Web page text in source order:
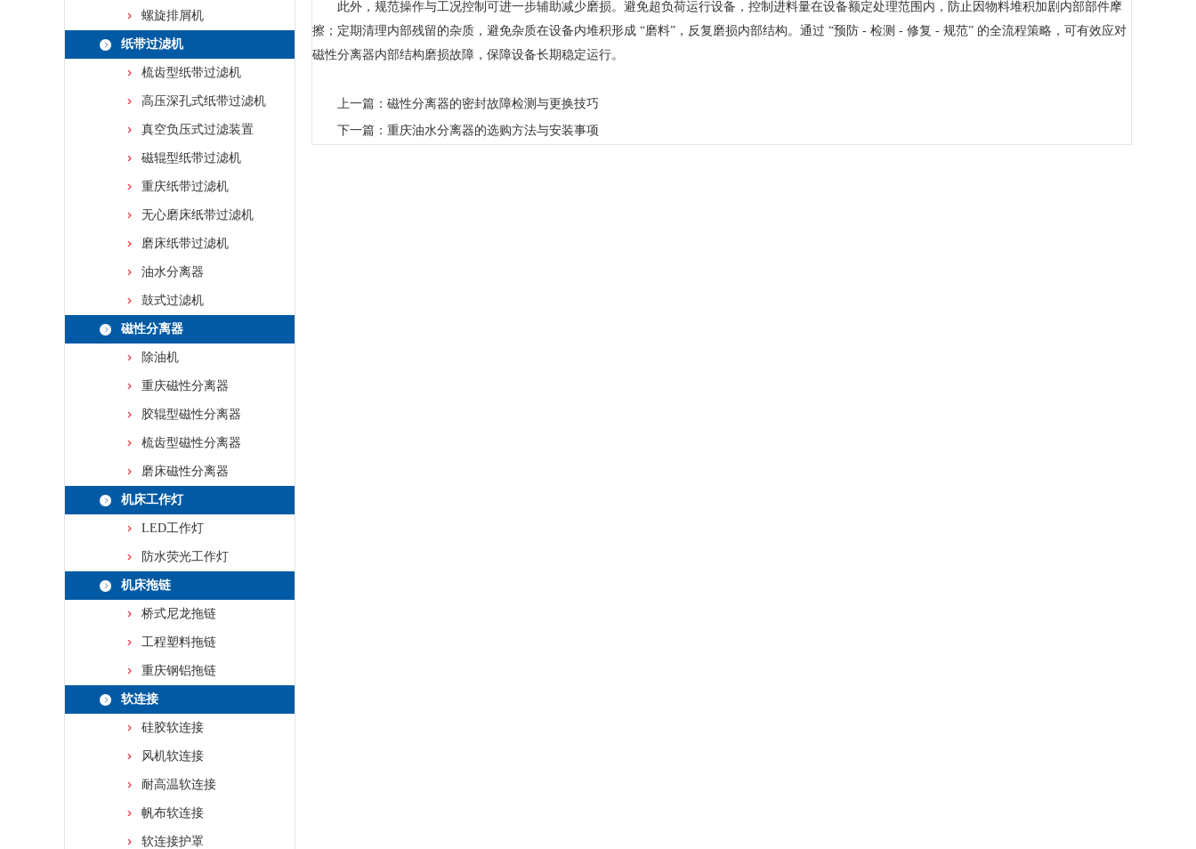
螺旋排屑机
纸带过滤机
梳齿型纸带过滤机
高压深孔式纸带过滤机
真空负压式过滤装置
磁辊型纸带过滤机
重庆纸带过滤机
无心磨床纸带过滤机
磨床纸带过滤机
油水分离器
鼓式过滤机
磁性分离器
除油机
重庆磁性分离器
胶辊型磁性分离器
梳齿型磁性分离器
磨床磁性分离器
机床工作灯
LED工作灯
防水荧光工作灯
机床拖链
桥式尼龙拖链
工程塑料拖链
重庆钢铝拖链
软连接
硅胶软连接
风机软连接
耐高温软连接
帆布软连接
软连接护罩
此外，规范操作与工况控制可进一步辅助减少磨损。避免超负荷运行设备，控制进料量在设备额定处理范围内，防止因物料堆积加剧内部部件摩
擦；定期清理内部残留的杂质，避免杂质在设备内堆积形成 “磨料”，反复磨损内部结构。通过 “预防 - 检测 - 修复 - 规范” 的全流程策略，可有效应对
磁性分离器内部结构磨损故障，保障设备长期稳定运行。
上一篇： 磁性分离器的密封故障检测与更换技巧
下一篇： 重庆油水分离器的选购方法与安装事项